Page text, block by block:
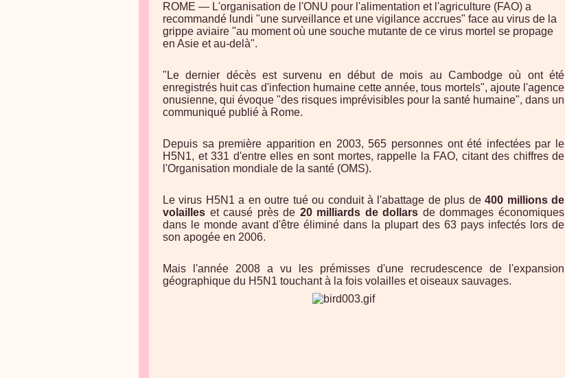
ROME — L'organisation de l'ONU pour l'alimentation et l'agriculture (FAO) a
recommandé lundi "une surveillance et une vigilance accrues" face au virus de la
grippe aviaire "au moment où une souche mutante de ce virus mortel se propage
en Asie et au-delà".
"Le dernier décès est survenu en début de mois au Cambodge où ont été
enregistrés huit cas d'infection humaine cette année, tous mortels", ajoute l'agence
onusienne, qui évoque "des risques imprévisibles pour la santé humaine", dans un
communiqué publié à Rome.
Depuis sa première apparition en 2003, 565 personnes ont été infectées par le
H5N1, et 331 d'entre elles en sont mortes, rappelle la FAO, citant des chiffres de
l'Organisation mondiale de la santé (OMS).
Le virus H5N1 a en outre tué ou conduit à l'abattage de plus de400 millions de
volailles et causé près de 20 milliards de dollars de dommages économiques
dans le monde avant d'être éliminé dans la plupart des 63 pays infectés lors de
son apogée en 2006.
Mais l'année 2008 a vu les prémisses d'une recrudescence de l'expansion
géographique du H5N1 touchant à la fois volailles et oiseaux sauvages.